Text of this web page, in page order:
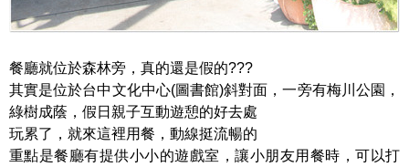
餐廳就位於森林旁，真的還是假的???
其實是位於台中文化中心(圖書館)斜對面，一旁有梅川公園，
綠樹成蔭，假日親子互動遊憩的好去處
玩累了，就來這裡用餐，動線挺流暢的
重點是餐廳有提供小小的遊戲室，讓小朋友用餐時，可以打